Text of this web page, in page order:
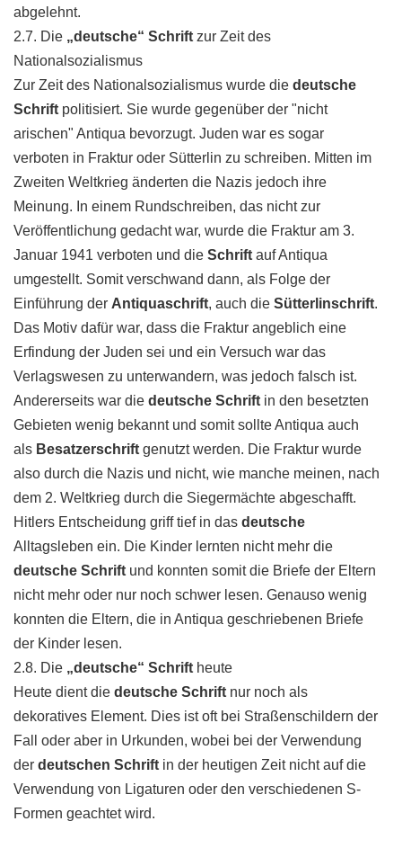
abgelehnt.
2.7. Die „deutsche“ Schrift zur Zeit des
Nationalsozialismus
Zur Zeit des Nationalsozialismus wurde die deutsche
Schrift politisiert. Sie wurde gegenüber der "nicht
arischen" Antiqua bevorzugt. Juden war es sogar
verboten in Fraktur oder Sütterlin zu schreiben. Mitten im
Zweiten Weltkrieg änderten die Nazis jedoch ihre
Meinung. In einem Rundschreiben, das nicht zur
Veröffentlichung gedacht war, wurde die Fraktur am 3.
Januar 1941 verboten und die Schrift auf Antiqua
umgestellt. Somit verschwand dann, als Folge der
Einführung der Antiquaschrift, auch die Sütterlinschrift.
Das Motiv dafür war, dass die Fraktur angeblich eine
Erfindung der Juden sei und ein Versuch war das
Verlagswesen zu unterwandern, was jedoch falsch ist.
Andererseits war die deutsche Schrift in den besetzten
Gebieten wenig bekannt und somit sollte Antiqua auch
als Besatzerschrift genutzt werden. Die Fraktur wurde
also durch die Nazis und nicht, wie manche meinen, nach
dem 2. Weltkrieg durch die Siegermächte abgeschafft.
Hitlers Entscheidung griff tief in das deutsche
Alltagsleben ein. Die Kinder lernten nicht mehr die
deutsche Schrift und konnten somit die Briefe der Eltern
nicht mehr oder nur noch schwer lesen. Genauso wenig
konnten die Eltern, die in Antiqua geschriebenen Briefe
der Kinder lesen.
2.8. Die „deutsche“ Schrift heute
Heute dient die deutsche Schrift nur noch als
dekoratives Element. Dies ist oft bei Straßenschildern der
Fall oder aber in Urkunden, wobei bei der Verwendung
der deutschen Schrift in der heutigen Zeit nicht auf die
Verwendung von Ligaturen oder den verschiedenen S-
Formen geachtet wird.